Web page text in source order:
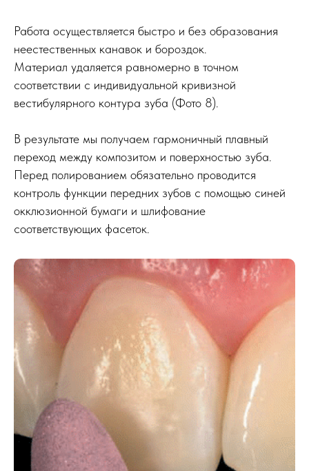
Работа осуществляется быстро и без образования
неестественных канавок и бороздок.
Материал удаляется равномерно в точном
соответствии с индивидуальной кривизной
вестибулярного контура зуба (Фото 8).
В результате мы получаем гармоничный плавный
переход между композитом и поверхностью зуба.
Перед полированием обязательно проводится
контроль функции передних зубов с помощью синей
окклюзионной бумаги и шлифование
соответствующих фасеток.